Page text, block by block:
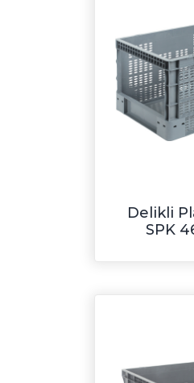
Delikli
SPK